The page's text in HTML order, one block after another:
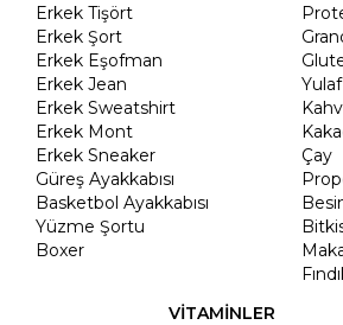
Erkek Tişört
Erkek Şort
Erkek Eşofman
Erkek Jean
Erkek Sweatshirt
Erkek Mont
Erkek Sneaker
Güreş Ayakkabısı
Basketbol Ayakkabısı
Yüzme Şortu
Boxer
Çay
VİTAMİNLER